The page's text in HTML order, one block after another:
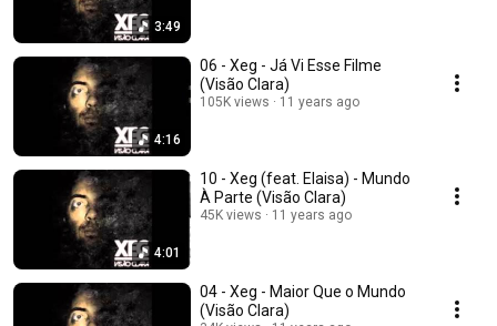
3:49
4:16
06 - Xeg - Já Vi Esse Filme
(Visão Clara)
105K views 11 years ago
4:01
10 - Xeg (feat. Elaisa) - Mundo
À Parte (Visão Clara)
45K views 11 years ago
04 - Xeg - Maior Que o Mundo
(Visão Clara)